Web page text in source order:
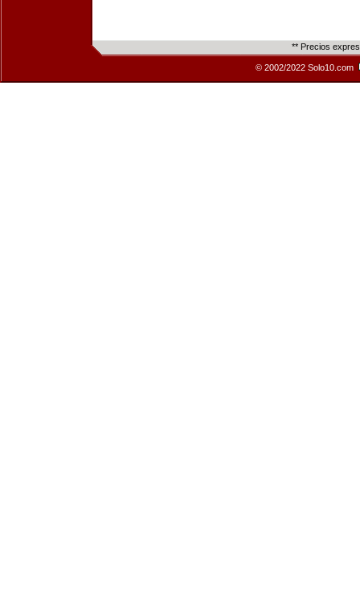
** Precios
© 2002/2022 Solo10.com